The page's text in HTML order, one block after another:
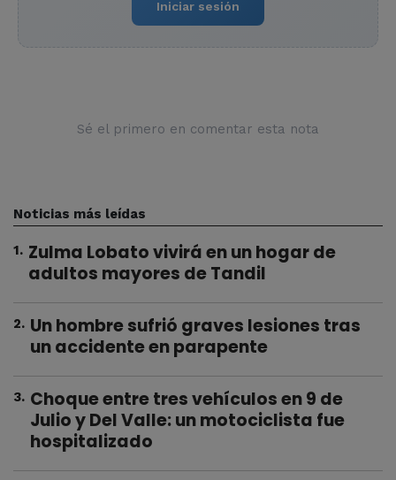
Iniciar sesión
Sé el primero en comentar esta nota
Noticias más leídas
1. Zulma Lobato vivirá en un hogar de
adultos mayores de Tandil
2. Un hombre sufrió graves lesiones tras
un accidente en parapente
3. Choque entre tres vehículos en 9 de
Julio y Del Valle: un motociclista fue
hospitalizado